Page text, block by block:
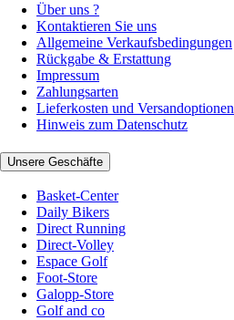
Über uns ?
Kontaktieren Sie uns
Allgemeine Verkaufsbedingungen
Rückgabe & Erstattung
Impressum
Zahlungsarten
Lieferkosten und Versandoptionen
Hinweis zum Datenschutz
Unsere Geschäfte
Basket-Center
Daily Bikers
Direct Running
Direct-Volley
Espace Golf
Foot-Store
Galopp-Store
Golf and co